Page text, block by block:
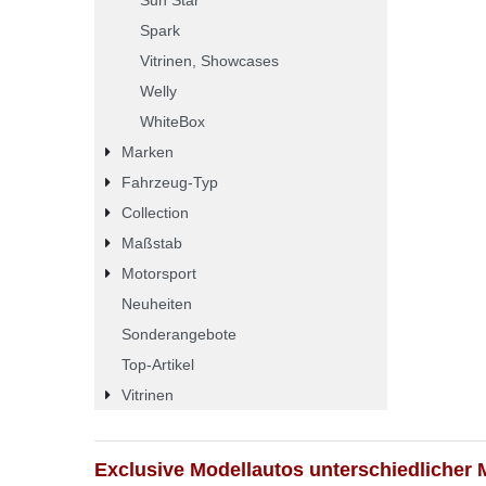
Spark
Vitrinen, Showcases
Welly
WhiteBox
Marken
Fahrzeug-Typ
Collection
Maßstab
Motorsport
Neuheiten
Sonderangebote
Top-Artikel
Vitrinen
Exclusive Modellautos unterschiedlicher